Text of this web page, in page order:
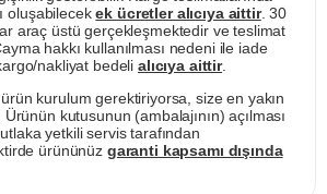
oluşabilecekek ücretler alıcıya aittir. 30
araç üstü gerçekleşmektedir ve teslimat
hakkı kullanılması nedeni ile iade
nakliyat bedeli alıcıya aittir.
ürün kurulum gerektiriyorsa, size en yakın
kutusunun (ambalajının) açılması
yetkili servis tarafından
ürününüz garanti kapsamı dışında